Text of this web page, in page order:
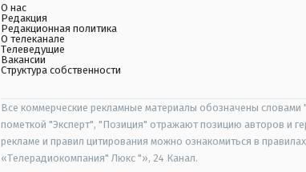
О нас
Редакция
Редакционная политика
О телеканале
Телеведущие
Вакансии
Структура собственности
Все коммерческие рекламные материалы обозначены
пометкой "Эксперт", "Позиция" отражают позицию авторов и
рекламе и правил цитирования можно ознакомиться в
«Телерадиокомпания" Люкс "», 24 Канал.